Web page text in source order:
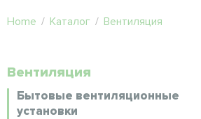
Home / Каталог / Вентиляция
Вентиляция
Бытовые вентиляционные
установки